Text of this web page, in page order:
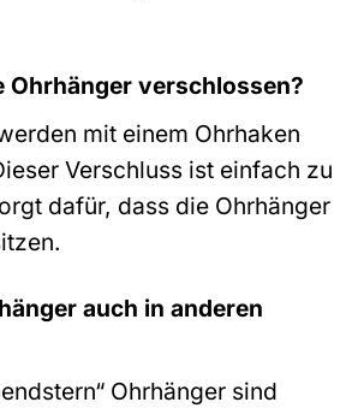
Ohrhänger verschlossen?
mit einem Ohrhaken
Verschluss ist einfach zu
dafür, dass die Ohrhänger
auch in anderen
Ohrhänger sind